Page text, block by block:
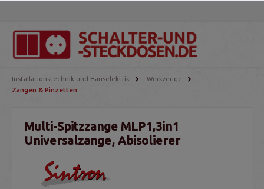
Installationstechnik und Hauselektrik
Werkzeuge
Zangen & Pinzetten
Multi-Spitzzange MLP1,3in1
Universalzange, Abisolierer